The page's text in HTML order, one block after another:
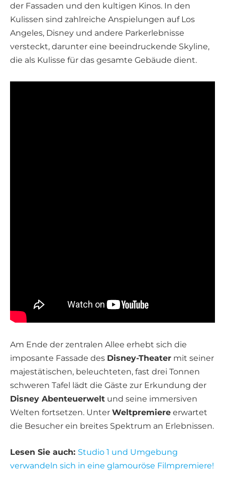
der Fassaden und den kultigen Kinos. In den
Kulissen sind zahlreiche Anspielungen auf Los
Angeles, Disney und andere Parkerlebnisse
versteckt, darunter eine beeindruckende Skyline,
die als Kulisse für das gesamte Gebäude dient.
Am Ende der zentralen Allee erhebt sich die
imposante Fassade des Disney-Theater mit seiner
majestätischen, beleuchteten, fast drei Tonnen
schweren Tafel lädt die Gäste zur Erkundung der
Disney Abenteuerwelt und seine immersiven
Welten fortsetzen. Unter Weltpremiere erwartet
die Besucher ein breites Spektrum an Erlebnissen.
Lesen Sie auch: Studio 1 und Umgebung
verwandeln sich in eine glamouröse Filmpremiere!